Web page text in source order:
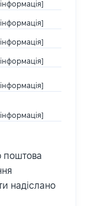
поштова
надіслано